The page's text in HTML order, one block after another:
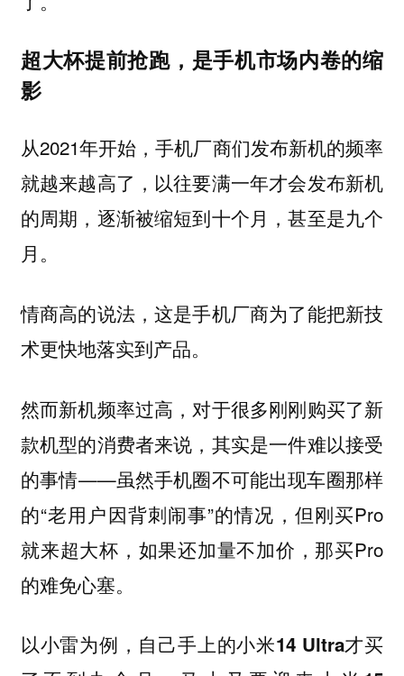
超大杯提前抢跑，是手机市场内卷的缩
影
从2021年开始，手机厂商们发布新机的频率
就越来越高了，以往要满一年才会发布新机
的周期，逐渐被缩短到十个月，甚至是九个
月。
情商高的说法，这是手机厂商为了能把新技
术更快地落实到产品。
然而新机频率过高，对于很多刚刚购买了新
款机型的消费者来说，其实是一件难以接受
的事情——虽然手机圈不可能出现车圈那样
的“老用户因背刺闹事”的情况，但刚买Pro
就来超大杯，如果还加量不加价，那买Pro
的难免心塞。
以小雷为例，自己手上的小米14 Ultra才买